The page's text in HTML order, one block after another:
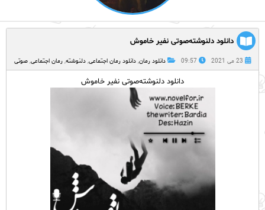
دانلود دلنوشته‌صوتی نفیر خاموش
23 می 2021 09:57 دانلود رمان, دانلود رمان اجتماعی, دلنوشته, رمان اجتماعی, صوتی
دانلود دلنوشته‌صوتی نفیر خاموش